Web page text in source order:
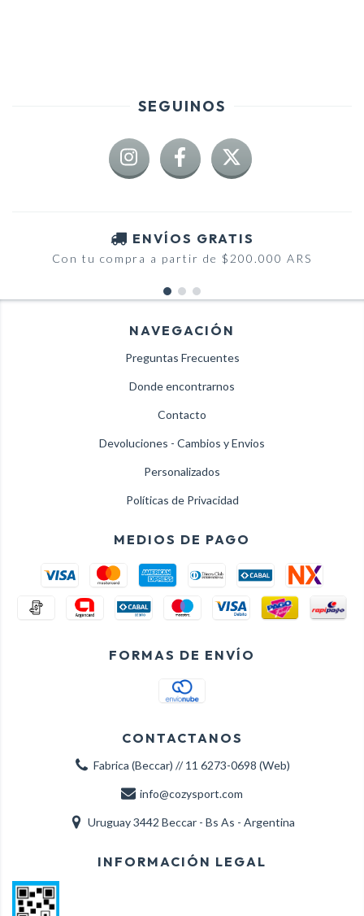
SEGUINOS
ENVÍOS GRATIS
Con tu compra a partir de $200.000 ARS
NAVEGACIÓN
Preguntas Frecuentes
Donde encontrarnos
Contacto
Devoluciones - Cambios y Envios
Personalizados
Políticas de Privacidad
MEDIOS DE PAGO
FORMAS DE ENVÍO
CONTACTANOS
Fabrica (Beccar) // 11 6273-0698 (Web)
info@cozysport.com
Uruguay 3442 Beccar - Bs As - Argentina
INFORMACIÓN LEGAL